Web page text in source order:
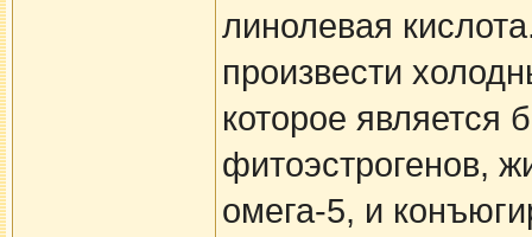
линолевая
произвести
которое является
фитоэстрогенов,
омега-5, и